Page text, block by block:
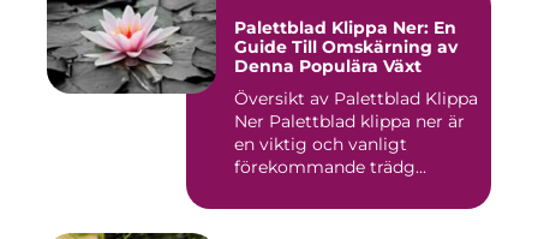
Palettblad Klippa Ner: En
Guide Till Omskärning av
Denna Populära Växt
Översikt av Palettblad Klippa
Ner Palettblad klippa ner är
en viktig och vanligt
förekommande trädg...